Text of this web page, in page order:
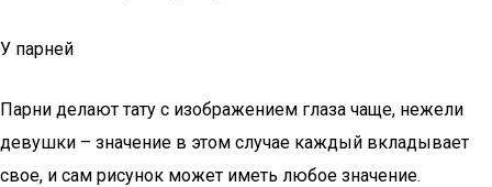
У парней
Парни делают тату с изображением глаза чаще, нежели
девушки – значение в этом случае каждый вкладывает
свое, и сам рисунок может иметь любое значение.